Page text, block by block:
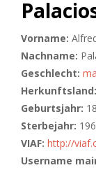
Vorname:
Nachname:
Geschlecht:
Herkunftsland:
Geburtsjahr:
Sterbejahr:
VIAF: http://
Username